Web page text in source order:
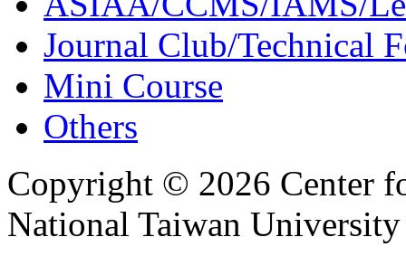
Journal Club/Technical
Mini Course
Others
Copyright © 2026 Center
National Taiwan University